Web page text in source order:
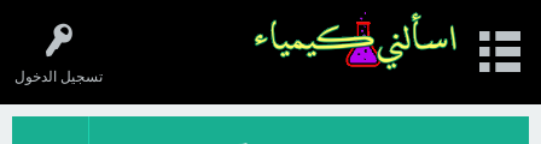
تسجيل الدخول